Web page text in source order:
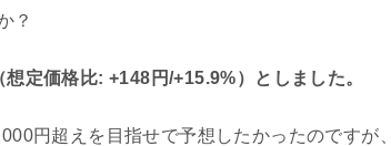
？
定価格比: +148円/+15.9%）としました。
円超えを目指せで予想したかったのですが、